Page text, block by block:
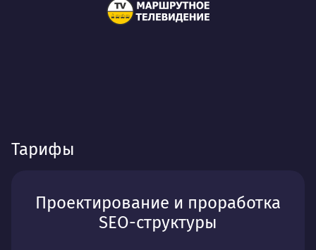
Тарифы
Проектирование и проработка
SEO-структуры